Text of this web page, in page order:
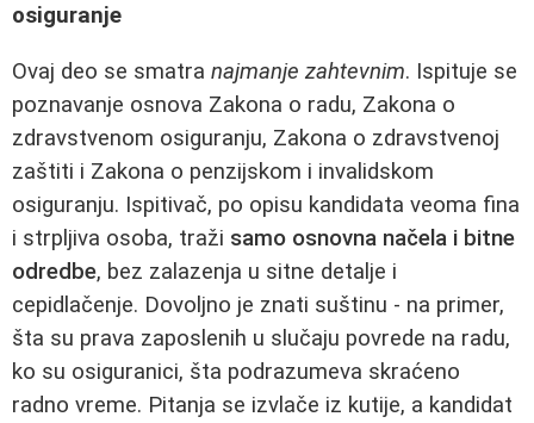
osiguranje
Ovaj deo se smatra najmanje zahtevnim. Ispituje se
poznavanje osnova Zakona o radu, Zakona o
zdravstvenom osiguranju, Zakona o zdravstvenoj
zaštiti i Zakona o penzijskom i invalidskom
osiguranju. Ispitivač, po opisu kandidata veoma fina
i strpljiva osoba, traži samo osnovna načela i bitne
odredbe, bez zalazenja u sitne detalje i
cepidlačenje. Dovoljno je znati suštinu - na primer,
šta su prava zaposlenih u slučaju povrede na radu,
ko su osiguranici, šta podrazumeva skraćeno
radno vreme. Pitanja se izvlače iz kutije, a kandidat